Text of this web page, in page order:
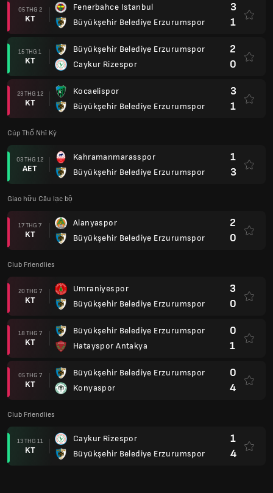
05 THG 2
KT
Fenerbahce Istanbul
Büyükşehir Belediye Erzurumspor
3
1
15 THG 1
KT
Büyükşehir Belediye Erzurumspor
Caykur Rizespor
2
0
23 THG 12
KT
Kocaelispor
Büyükşehir Belediye Erzurumspor
3
1
Cúp Thổ Nhĩ Kỳ
03 THG 12
AET
Kahramanmarasspor
Büyükşehir Belediye Erzurumspor
1
3
Giao hữu Câu lạc bộ
17 THG 7
KT
Alanyaspor
Büyükşehir Belediye Erzurumspor
2
0
Club Friendlies
20 THG 7
KT
Umraniyespor
Büyükşehir Belediye Erzurumspor
3
0
18 THG 7
KT
Büyükşehir Belediye Erzurumspor
Hatayspor Antakya
0
1
05 THG 7
KT
Büyükşehir Belediye Erzurumspor
Konyaspor
0
4
Club Friendlies
13 THG 11
KT
Caykur Rizespor
Büyükşehir Belediye Erzurumspor
1
4